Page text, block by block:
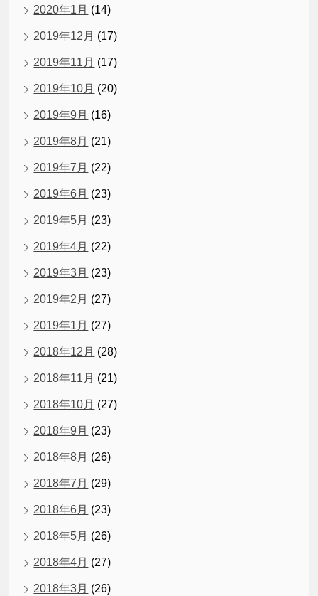
2020年1月 (14)
2019年12月 (17)
2019年11月 (17)
2019年10月 (20)
2019年9月 (16)
2019年8月 (21)
2019年7月 (22)
2019年6月 (23)
2019年5月 (23)
2019年4月 (22)
2019年3月 (23)
2019年2月 (27)
2019年1月 (27)
2018年12月 (28)
2018年11月 (21)
2018年10月 (27)
2018年9月 (23)
2018年8月 (26)
2018年7月 (29)
2018年6月 (23)
2018年5月 (26)
2018年4月 (27)
2018年3月 (26)